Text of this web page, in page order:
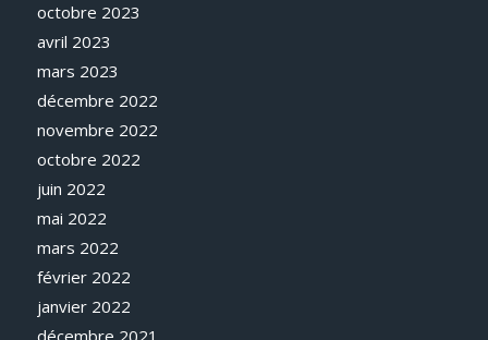
octobre 2023
avril 2023
mars 2023
décembre 2022
novembre 2022
octobre 2022
juin 2022
mai 2022
mars 2022
février 2022
janvier 2022